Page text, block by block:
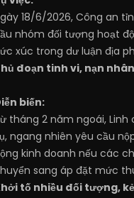
18/6/2026, Công an
nhóm đối tượng hoạt
xúc trong dư luận địa
đoạn tinh vi, nạn
biến:
tháng 2 năm ngoái,
ngang nhiên yêu cầu
kinh doanh nếu các
sang áp đặt mức
tố nhiều đối tượng,